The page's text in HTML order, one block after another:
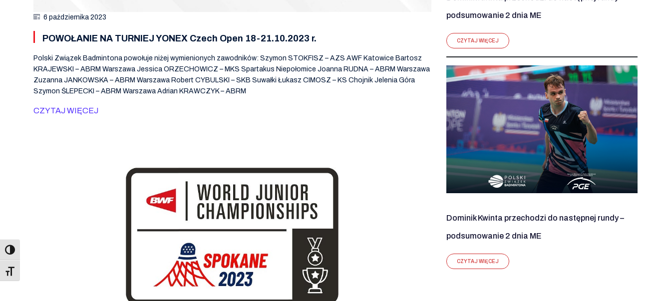
Toggle Font size
6 października 2023
POWOŁANIE NA TURNIEJ YONEX Czech Open 18-21.10.2023 r.
Polski Związek Badmintona powołuje niżej wymienionych zawodników: Szymon STOKFISZ – AZS AWF Katowice Bartosz
KRAJEWSKI – ABRM Warszawa Jessica ORZECHOWICZ – MKS Spartakus Niepołomice Joanna RUDNA – ABRM Warszawa
Zuzanna JANKOWSKA – ABRM Warszawa Robert CYBULSKI – SKB Suwałki Łukasz CIMOSZ – KS Chojnik Jelenia Góra
Szymon ŚLEPECKI – ABRM Warszawa Adrian KRAWCZYK – ABRM
CZYTAJ WIĘCEJ
podsumowanie 2 dnia ME
CZYTAJ WIĘCEJ
Dominik Kwinta przechodzi do następnej rundy –
podsumowanie 2 dnia ME
CZYTAJ WIĘCEJ